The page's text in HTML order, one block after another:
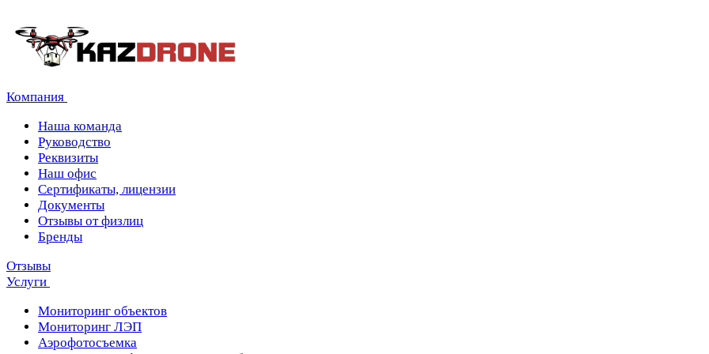
Компания
Наша команда
Руководство
Реквизиты
Наш офис
Сертификаты, лицензии
Документы
Отзывы от физлиц
Бренды
Отзывы
Услуги
Мониторинг объектов
Мониторинг ЛЭП
Аэрофотосъемка